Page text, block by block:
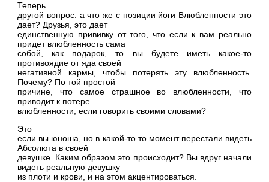
Теперь
другой вопрос: а что же с позиции йоги Влюбленности это
дает? Друзья, это дает
единственную прививку от того, что если к вам реально
придет влюбленность сама
собой, как подарок, то вы будете иметь какое-то
противоядие от яда своей
негативной кармы, чтобы потерять эту влюбленность.
Почему? По той простой
причине, что самое страшное во влюбленности, что
приводит к потере
влюбленности, если говорить своими словами?
Это
если вы юноша, но в какой-то то момент перестали видеть
Абсолюта в своей
девушке. Каким образом это происходит? Вы вдруг начали
видеть реальную девушку
из плоти и крови, и на этом акцентироваться.